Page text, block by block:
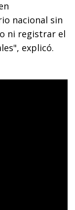
nacional sin
ni registrar el
explicó.